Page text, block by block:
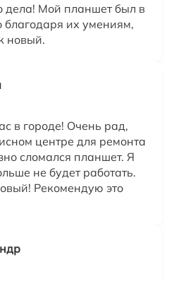
дела! Мой планшет был в
благодаря их умениям,
новый.
в городе! Очень рад,
центре для ремонта
сломался планшет. Я
не будет работать.
Рекомендую это